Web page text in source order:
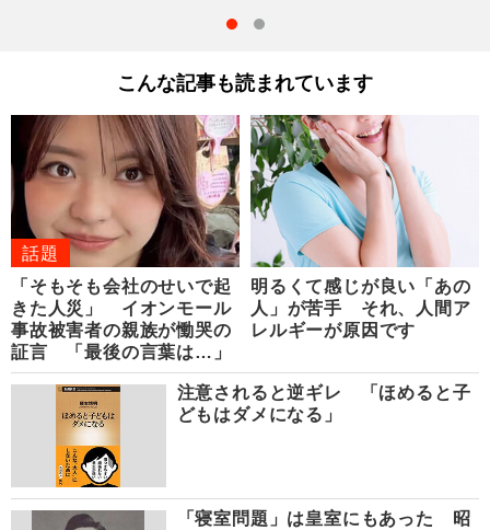
こんな記事も読まれています
話題
「そもそも会社のせいで起
きた人災」 イオンモール
事故被害者の親族が慟哭の
証言 「最後の言葉は…」
明るくて感じが良い「あの
人」が苦手 それ、人間ア
レルギーが原因です
注意されると逆ギレ 「ほめると子
どもはダメになる」
「寝室問題」は皇室にもあった 昭